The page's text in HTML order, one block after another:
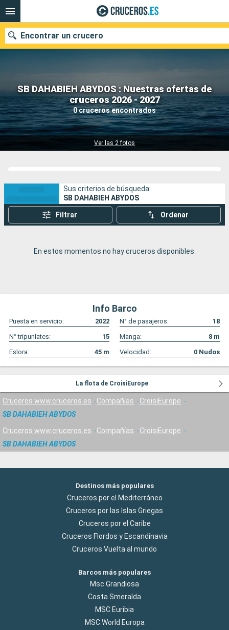
SB DAHABIEH ABYDOS : Nuestras ofertas de
cruceros 2026 - 2027
0 cruceros encontrados
Ver las 2 fotos
Encontrar un crucero
Nuestros destinos
Fecha de salida
Sus criterios de búsqueda:
SB DAHABIEH ABYDOS
Filtrar Ordenar
En estos momentos no hay cruceros disponibles.
Info Barco
Puesta en servicio: 2022 N° de pasajeros:
18
N° tripunlates:
15 Manga: 8 m
Eslora:
45 m Velocidad: 0 Nudos
La flota de CroisiEurope
Cruceros www.cruceros.es Compañías
CroisiEurope
SB DAHABIEH ABYDOS
Cruceros www.cruceros.es Compañías
CroisiEurope
SB DAHABIEH ABYDOS
Destinos más populares
Cruceros por el Mediterráneo
Cruceros por las Islas Griegas
Cruceros por el Caribe
Cruceros Flordos y Escandinavia
Cruceros Vuelta al mundo
Barcos más populares
Msc Grandiosa
Costa Smeralda
MSC Euribia
MSC World Europa